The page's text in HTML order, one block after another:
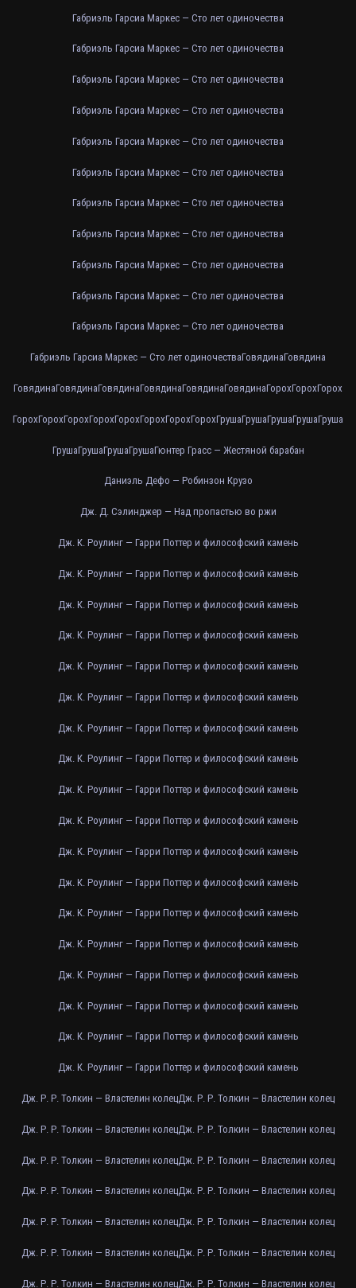
Габриэль Гарсиа Маркес — Сто лет одиночества
Габриэль Гарсиа Маркес — Сто лет одиночества
Габриэль Гарсиа Маркес — Сто лет одиночества
Габриэль Гарсиа Маркес — Сто лет одиночества
Габриэль Гарсиа Маркес — Сто лет одиночества
Габриэль Гарсиа Маркес — Сто лет одиночества
Габриэль Гарсиа Маркес — Сто лет одиночества
Габриэль Гарсиа Маркес — Сто лет одиночества
Габриэль Гарсиа Маркес — Сто лет одиночества
Габриэль Гарсиа Маркес — Сто лет одиночества
Габриэль Гарсиа Маркес — Сто лет одиночества
Габриэль Гарсиа Маркес — Сто лет одиночестваГовядинаГовядина
ГовядинаГовядинаГовядинаГовядинаГовядинаГовядинаГорохГорохГорох
ГорохГорохГорохГорохГорохГорохГорохГорохГрушаГрушаГрушаГрушаГруша
ГрушаГрушаГрушаГрушаГюнтер Грасс — Жестяной барабан
Даниэль Дефо — Робинзон Крузо
Дж. Д. Сэлинджер — Над пропастью во ржи
Дж. К. Роулинг — Гарри Поттер и философский камень
Дж. К. Роулинг — Гарри Поттер и философский камень
Дж. К. Роулинг — Гарри Поттер и философский камень
Дж. К. Роулинг — Гарри Поттер и философский камень
Дж. К. Роулинг — Гарри Поттер и философский камень
Дж. К. Роулинг — Гарри Поттер и философский камень
Дж. К. Роулинг — Гарри Поттер и философский камень
Дж. К. Роулинг — Гарри Поттер и философский камень
Дж. К. Роулинг — Гарри Поттер и философский камень
Дж. К. Роулинг — Гарри Поттер и философский камень
Дж. К. Роулинг — Гарри Поттер и философский камень
Дж. К. Роулинг — Гарри Поттер и философский камень
Дж. К. Роулинг — Гарри Поттер и философский камень
Дж. К. Роулинг — Гарри Поттер и философский камень
Дж. К. Роулинг — Гарри Поттер и философский камень
Дж. К. Роулинг — Гарри Поттер и философский камень
Дж. К. Роулинг — Гарри Поттер и философский камень
Дж. К. Роулинг — Гарри Поттер и философский камень
Дж. Р. Р. Толкин — Властелин колецДж. Р. Р. Толкин — Властелин колец
Дж. Р. Р. Толкин — Властелин колецДж. Р. Р. Толкин — Властелин колец
Дж. Р. Р. Толкин — Властелин колецДж. Р. Р. Толкин — Властелин колец
Дж. Р. Р. Толкин — Властелин колецДж. Р. Р. Толкин — Властелин колец
Дж. Р. Р. Толкин — Властелин колецДж. Р. Р. Толкин — Властелин колец
Дж. Р. Р. Толкин — Властелин колецДж. Р. Р. Толкин — Властелин колец
Дж. Р. Р. Толкин — Властелин колецДж. Р. Р. Толкин — Властелин колец